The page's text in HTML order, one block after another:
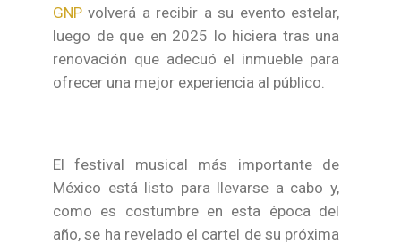
GNP volverá a recibir a su evento estelar,
luego de que en 2025 lo hiciera tras una
renovación que adecuó el inmueble para
ofrecer una mejor experiencia al público.
El festival musical más importante de
México está listo para llevarse a cabo y,
como es costumbre en esta época del
año, se ha revelado el cartel de su próxima